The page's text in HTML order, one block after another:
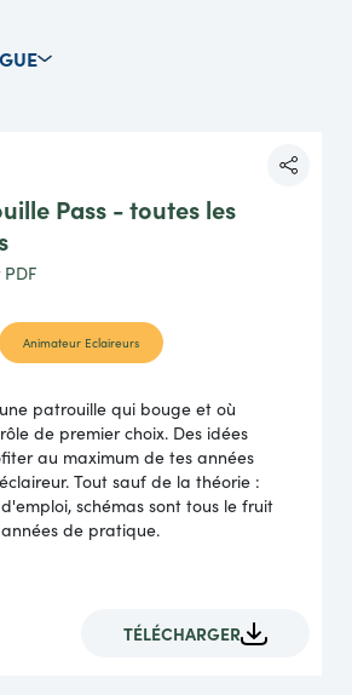
Pass - toutes les
PDF
Animateur Eclaireurs
patrouille qui bouge et où
de premier choix. Des idées
au maximum de tes années
Tout sauf de la théorie :
schémas sont tous le fruit
de pratique.
TÉLÉCHARGER